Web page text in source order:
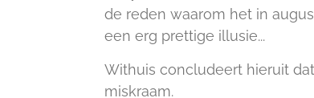
de reden waarom het in
een erg prettige illusie...
Withuis concludeert hieruit
miskraam.